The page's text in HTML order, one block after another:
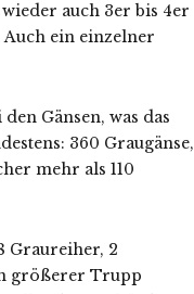
auch 3er bis 4er
ein einzelner
Gänsen, was das
360 Graugänse,
mehr als 110
Graureiher, 2
größerer Trupp